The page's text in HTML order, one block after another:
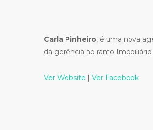
Carla Pinheiro, é uma nova
da gerência no ramo Imobiliário
Ver Website | Ver Facebook